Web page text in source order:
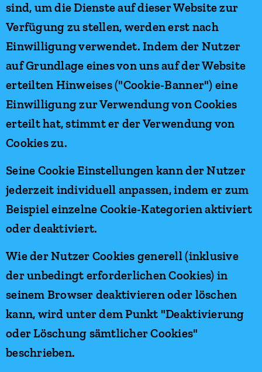
sind, um die Dienste auf dieser Website zur
Verfügung zu stellen, werden erst nach
Einwilligung verwendet. Indem der Nutzer
auf Grundlage eines von uns auf der Website
erteilten Hinweises ("Cookie-Banner") eine
Einwilligung zur Verwendung von Cookies
erteilt hat, stimmt er der Verwendung von
Cookies zu.
Seine Cookie Einstellungen kann der Nutzer
jederzeit individuell anpassen, indem er zum
Beispiel einzelne Cookie-Kategorien aktiviert
oder deaktiviert.
Wie der Nutzer Cookies generell (inklusive
der unbedingt erforderlichen Cookies) in
seinem Browser deaktivieren oder löschen
kann, wird unter dem Punkt "Deaktivierung
oder Löschung sämtlicher Cookies"
beschrieben.